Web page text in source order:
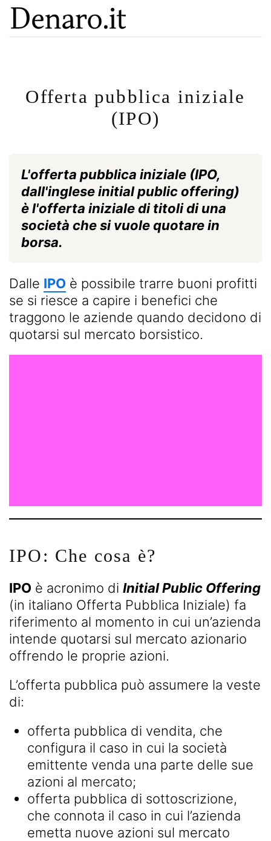
Offerta pubblica iniziale
(IPO)
L'offerta pubblica iniziale (IPO,
dall'inglese initial public offering)
è l'offerta iniziale di titoli di una
società che si vuole quotare in
borsa.
Dalle IPO è possibile trarre buoni profitti
se si riesce a capire i benefici che
traggono le aziende quando decidono di
quotarsi sul mercato borsistico.
IPO: Che cosa è?
IPO è acronimo di Initial Public Offering
(in italiano Offerta Pubblica Iniziale) fa
riferimento al momento in cui un’azienda
intende quotarsi sul mercato azionario
offrendo le proprie azioni.
L’offerta pubblica può assumere la veste
di:
offerta pubblica di vendita, che
configura il caso in cui la società
emittente venda una parte delle sue
azioni al mercato;
offerta pubblica di sottoscrizione,
che connota il caso in cui l’azienda
emetta nuove azioni sul mercato